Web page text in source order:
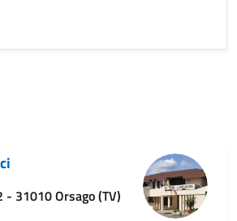
- 31010 Orsago (TV)